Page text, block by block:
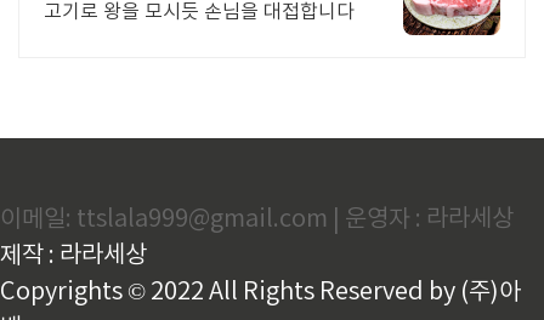
고기로 왕을 모시듯 손님을 대접합니다
이메일: ttslala999@gmail.com | 운영자 : 라라세상
제작 : 라라세상
Copyrights © 2022 All Rights Reserved by (주)아